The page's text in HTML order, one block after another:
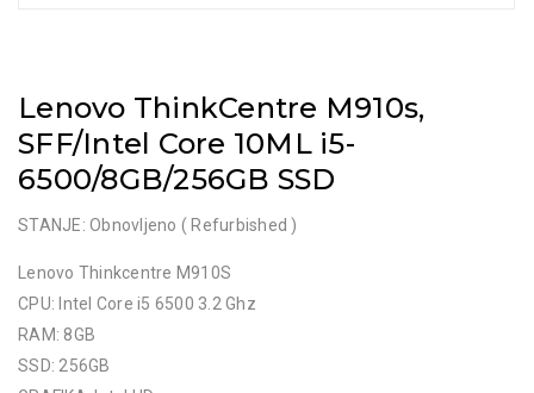
Lenovo ThinkCentre M910s,
SFF/Intel Core 10ML i5-
6500/8GB/256GB SSD
STANJE: Obnovljeno ( Refurbished )
Lenovo Thinkcentre M910S
CPU: Intel Core i5 6500 3.2 Ghz
RAM: 8GB
SSD: 256GB